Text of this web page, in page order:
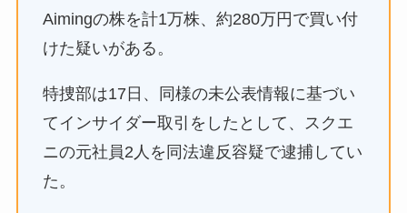
Aimingの株を計1万株、約280万円で買い付
けた疑いがある。
特捜部は17日、同様の未公表情報に基づい
てインサイダー取引をしたとして、スクエ
ニの元社員2人を同法違反容疑で逮捕してい
た。